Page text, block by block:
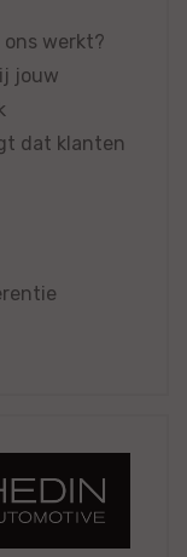
werkt?
jouw
dat klanten